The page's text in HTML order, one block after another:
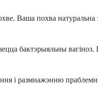
Ваша похва
бактэрыяльны вагіноз.
і размнажэнню